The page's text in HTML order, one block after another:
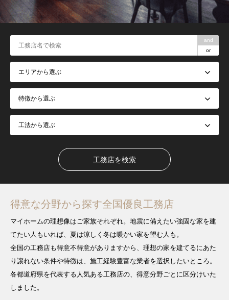
and
or
得意な分野から探す全国優良工務店
マイホームの理想像はご家族それぞれ。地震に備えたい強固な家を建
てたい人もいれば、夏は涼しく冬は暖かい家を望む人も。
全国の工務店も得意不得意がありますから、理想の家を建てるにあた
り譲れない条件や特徴は、施工経験豊富な業者を選択したいところ。
各都道府県を代表する人気ある工務店の、得意分野ごとに区分けいた
しました。